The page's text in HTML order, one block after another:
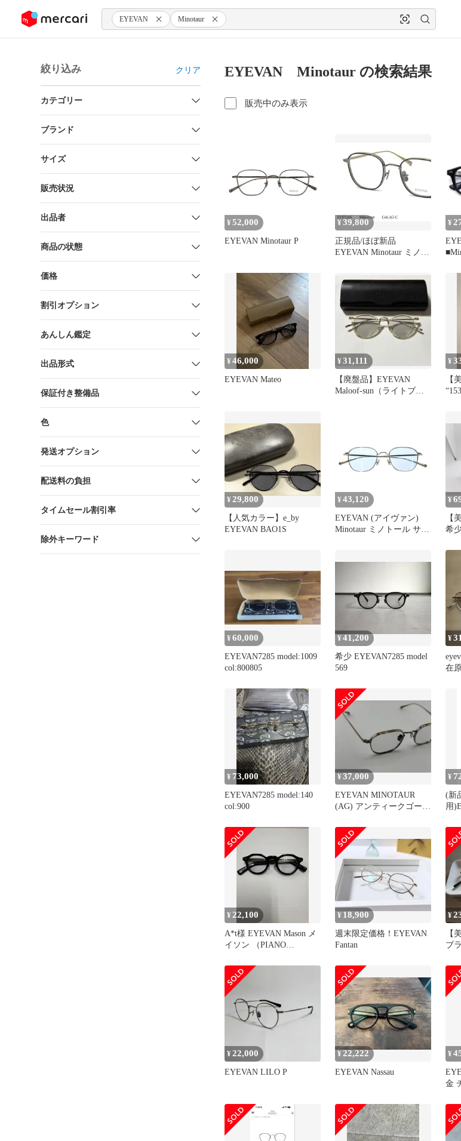
ツにスキップ EYEVAN Minotaur
絞り込み クリア
カテゴリー
ブランド
サイズ
販売状況
出品者
商品の状態
価格
割引オプション
あんしん鑑定
出品形式
保証付き整備品
色
発送オプション
配送料の負担
タイムセール割引率
除外キーワード
EYEVAN Minotaur の検索結果
販売中のみ表示
¥ 52,000
EYEVAN Minotaur P
¥39,800
正規品/ほぼ新品
EYEVAN Minotaur ミノト
¥
¥46,000
EYEVAN Mateo
¥31,111
【廃盤品】EYEVAN
Maloof-sun（ライトブル
¥
【
¥ 29,800
【人気カラー】e_by
EYEVAN BAO1S
¥ 43,120
EYEVAN (アイヴァン)
Minotaur ミノトール サン
タルフレーム シルバー/
¥
【
希
¥60,000
EYEVAN7285 model:1009
col:800805
¥41,200
希少 EYEVAN7285 model
569
¥
在
¥ 73,000
EYEVAN7285 model:140
col:900
¥37,000
EYEVAN MINOTAUR
(AG) アンティークゴール
¥
(新
用
¥ 22,100
A*t様 EYEVAN Mason メ
イソン （PIANO
¥ 18,900
週末限定価格！EYEVAN
Fantan
¥
【
ブ
¥22,000
EYEVAN LILO P
¥22,222
EYEVAN Nassau
¥
金